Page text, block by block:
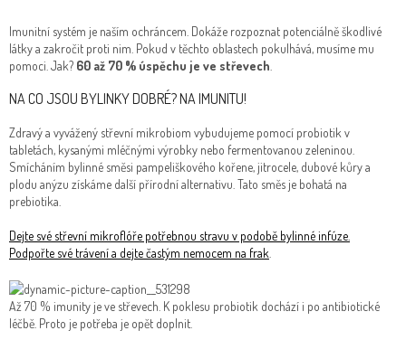
Mediciální
kosmetika
Dárkové
balíčky
Bylinné
soli
Zajímavosti,
tipy,
Obchodní
podmínky
Imunitní systém je naším ochráncem. Dokáže rozpoznat potenciálně škodlivé
látky a zakročit proti nim. Pokud v těchto oblastech pokulhává, musíme mu
pomoci. Jak? 60 až 70 % úspěchu je ve střevech
NA CO JSOU BYLINKY DOBRÉ? NA IMUNITU!
Zdravý a vyvážený střevní mikrobiom vybudujeme pomocí probiotik v
tabletách, kysanými mléčnými výrobky nebo fermentovanou zeleninou.
Smícháním bylinné směsi pampeliškového kořene, jitrocele, dubové kůry a
plodu anýzu získáme další přírodní alternativu. Tato směs je bohatá na
prebiotika.
Dejte své střevní mikroflóře potřebnou stravu v podobě bylinné infúze.
Podpořte své trávení a dejte častým nemocem na frak
Až 70 % imunity je ve střevech. K poklesu probiotik dochází i po antibiotické
léčbě. Proto je potřeba je opět doplnit.